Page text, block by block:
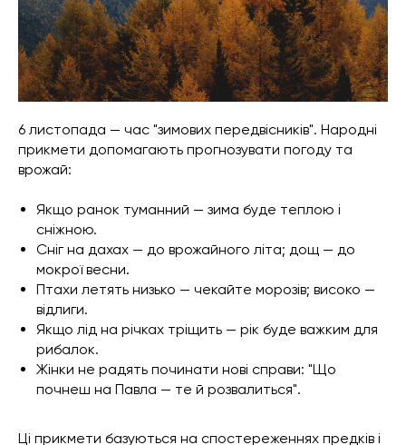
6 листопада — час "зимових передвісників". Народні
прикмети допомагають прогнозувати погоду та
врожай:
Якщо ранок туманний — зима буде теплою і
сніжною.
Сніг на дахах — до врожайного літа; дощ — до
мокрої весни.
Птахи летять низько — чекайте морозів; високо —
відлиги.
Якщо лід на річках тріщить — рік буде важким для
рибалок.
Жінки не радять починати нові справи: "Що
почнеш на Павла — те й розвалиться".
Ці прикмети базуються на спостереженнях предків і